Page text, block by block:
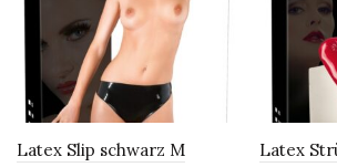
Latex Slip schwarz M
Latex